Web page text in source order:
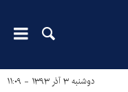
دوشنبه ۳ آذر ۱۳۹۳ - ۱۱:۰۹